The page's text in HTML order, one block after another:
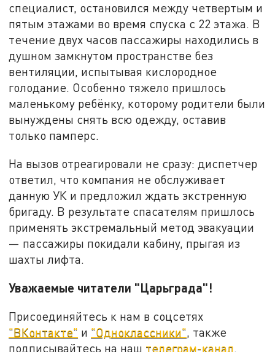
специалист, остановился между четвертым и
пятым этажами во время спуска с 22 этажа. В
течение двух часов пассажиры находились в
душном замкнутом пространстве без
вентиляции, испытывая кислородное
голодание. Особенно тяжело пришлось
маленькому ребёнку, которому родители были
вынуждены снять всю одежду, оставив
только памперс.
На вызов отреагировали не сразу: диспетчер
ответил, что компания не обслуживает
данную УК и предложил ждать экстренную
бригаду. В результате спасателям пришлось
применять экстремальный метод эвакуации
— пассажиры покидали кабину, прыгая из
шахты лифта.
Уважаемые читатели "Царьграда"!
Присоединяйтесь к нам в соцсетях
"ВКонтакте" и "Одноклассники" , также
подписывайтесь на наш телеграм-канал